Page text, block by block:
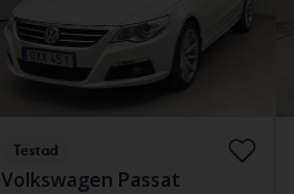
Testad
Volkswagen Passat